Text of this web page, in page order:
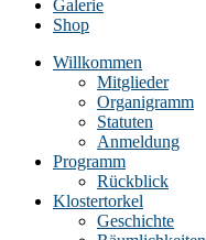
Galerie
Shop
Willkommen
Mitglieder
Organigramm
Statuten
Anmeldung
Programm
Rückblick
Klostertorkel
Geschichte